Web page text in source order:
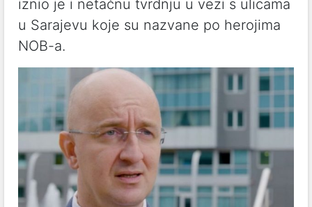
iznio je i netačnu tvrdnju u vezi s ulicama
u Sarajevu koje su nazvane po herojima
NOB-a.